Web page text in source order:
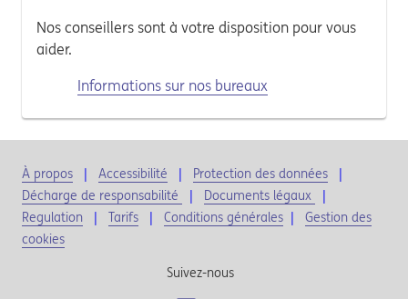
Nos conseillers sont à votre disposition pour vous
aider.
Informations sur nos bureaux
À propos Accessibilité
Protection des données
Décharge de responsabilité
Documents légaux
Regulation
Tarifs Conditions générales | Gestion des
cookies
Suivez-nous